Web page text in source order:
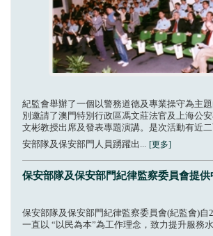
紀監會舉辦了一個以警務道德及專業操守為主
別邀請了澳門特別行政區馮文莊法官及上海公
文彬教授出席及發表專題演講。是次活動有近
安部隊及保安部門人員踴躍出... [更多]
保安部隊及保安部門紀律監察委員會提
保安部隊及保安部門紀律監察委員會(紀監會)自
一直以 “以民為本”為工作理念，致力提升服務